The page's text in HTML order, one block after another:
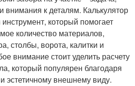
внимания к деталям. Калькулятор
который помогает
количество материалов,
столбы, ворота, калитки и
внимание стоит уделить расчету
который популярен благодаря
эстетичному внешнему виду.